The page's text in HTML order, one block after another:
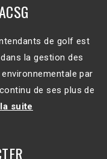
de golf est
la gestion des
par
de ses plus de
suite